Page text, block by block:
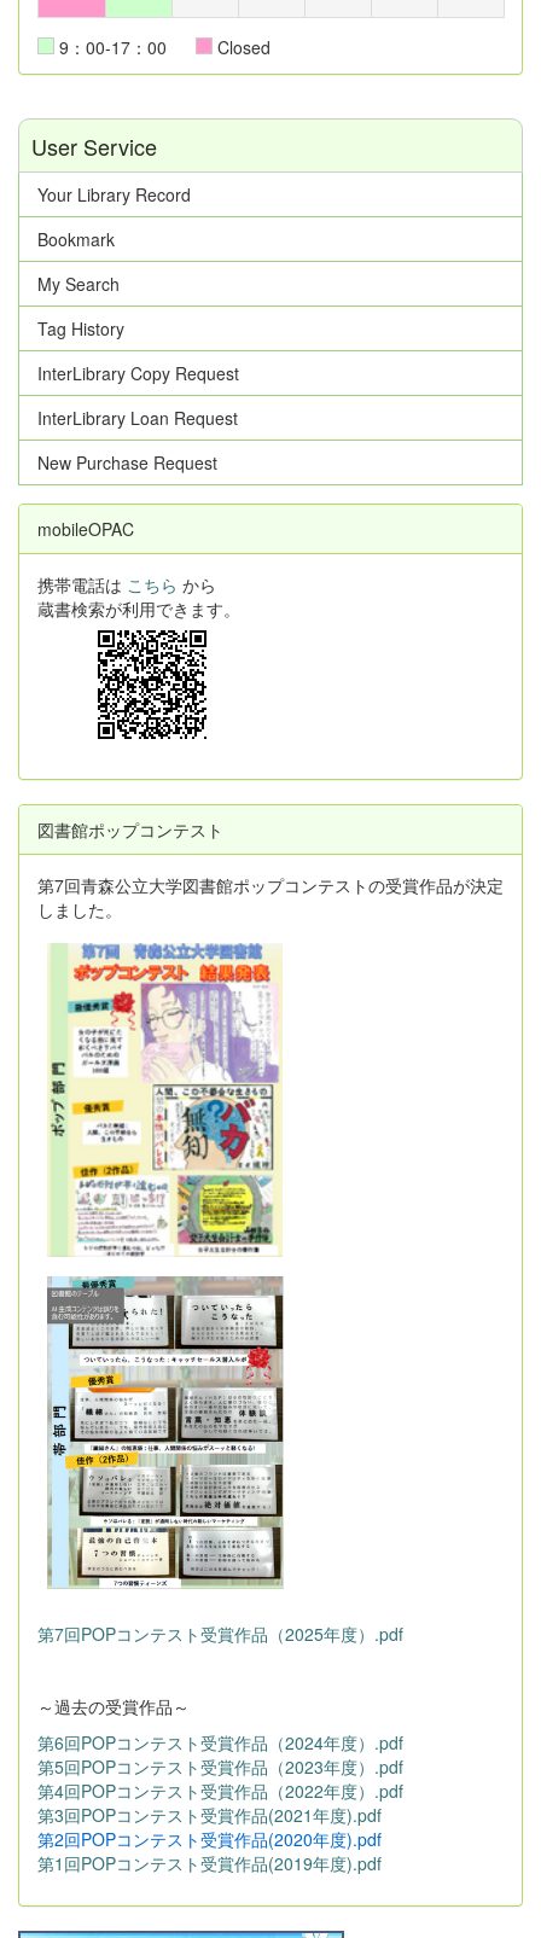
9：00-17：00 Closed
User Service
Your Library Record
Bookmark
My Search
Tag History
InterLibrary Copy Request
InterLibrary Loan Request
New Purchase Request
mobileOPAC
携帯電話は こちら から
蔵書検索が利用できます。
図書館ポップコンテスト
第7回青森公立大学図書館ポップコンテストの受賞作品が決定
しました。
第7回POPコンテスト受賞作品（2025年度）.pdf
～過去の受賞作品～
第6回POPコンテスト受賞作品（2024年度）.pdf
第5回POPコンテスト受賞作品（2023年度）.pdf
第4回POPコンテスト受賞作品（2022年度）.pdf
第3回POPコンテスト受賞作品(2021年度).pdf
第2回POPコンテスト受賞作品(2020年度).pdf
第1回POPコンテスト受賞作品(2019年度).pdf